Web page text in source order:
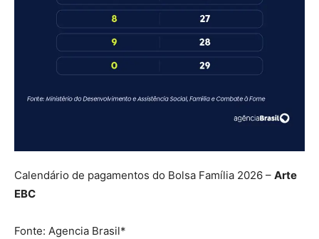
Calendário de pagamentos do Bolsa Família 2026 – Arte
EBC
Fonte: Agencia Brasil*